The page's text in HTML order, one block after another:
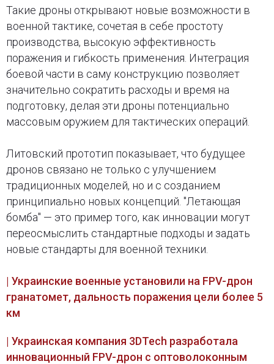
Такие дроны открывают новые возможности в
военной тактике, сочетая в себе простоту
производства, высокую эффективность
поражения и гибкость применения. Интеграция
боевой части в саму конструкцию позволяет
значительно сократить расходы и время на
подготовку, делая эти дроны потенциально
массовым оружием для тактических операций.
Литовский прототип показывает, что будущее
дронов связано не только с улучшением
традиционных моделей, но и с созданием
принципиально новых концепций. "Летающая
бомба" — это пример того, как инновации могут
переосмыслить стандартные подходы и задать
новые стандарты для военной техники.
| Украинские военные установили на FPV-дрон
гранатомет, дальность поражения цели более 5
км
| Украинская компания 3DTech разработала
инновационный FPV-дрон с оптоволоконным